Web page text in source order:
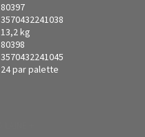
80397
3570432241038
13,2 kg
80398
3570432241045
24 par palette